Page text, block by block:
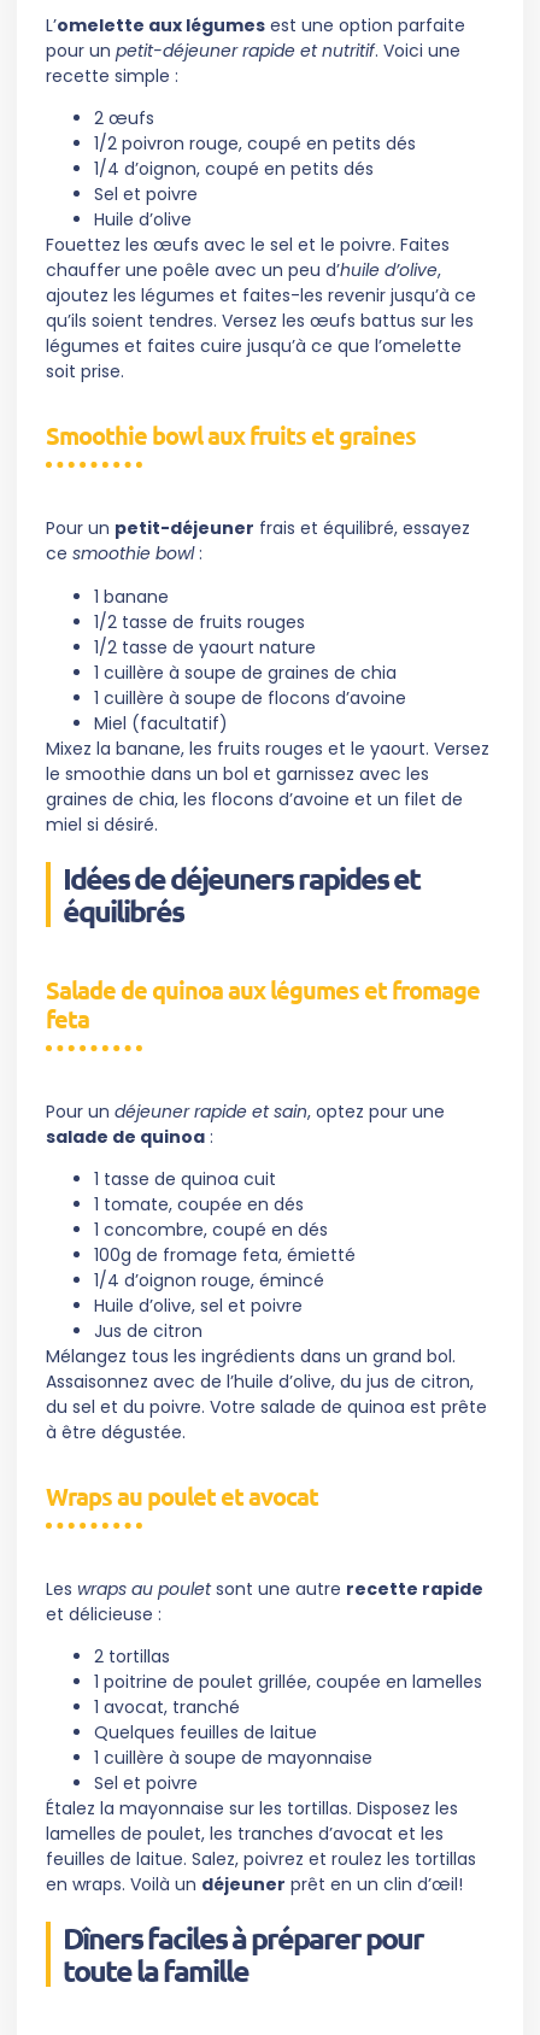
L’omelette aux légumes est une option parfaite
pour un petit-déjeuner rapide et nutritif. Voici une
recette simple :
2 œufs
1/2 poivron rouge, coupé en petits dés
1/4 d’oignon, coupé en petits dés
Sel et poivre
Huile d’olive
Fouettez les œufs avec le sel et le poivre. Faites
chauffer une poêle avec un peu d’huile d’olive,
ajoutez les légumes et faites-les revenir jusqu’à ce
qu’ils soient tendres. Versez les œufs battus sur les
légumes et faites cuire jusqu’à ce que l’omelette
soit prise.
Smoothie bowl aux fruits et graines
Pour un petit-déjeuner frais et équilibré, essayez
ce smoothie bowl:
1 banane
1/2 tasse de fruits rouges
1/2 tasse de yaourt nature
1 cuillère à soupe de graines de chia
1 cuillère à soupe de flocons d’avoine
Miel (facultatif)
Mixez la banane, les fruits rouges et le yaourt. Versez
le smoothie dans un bol et garnissez avec les
graines de chia, les flocons d’avoine et un filet de
miel si désiré.
Idées de déjeuners rapides et
équilibrés
Salade de quinoa aux légumes et fromage
feta
Pour un déjeuner rapide et sain, optez pour une
salade de quinoa :
1 tasse de quinoa cuit
1 tomate, coupée en dés
1 concombre, coupé en dés
100g de fromage feta, émietté
1/4 d’oignon rouge, émincé
Huile d’olive, sel et poivre
Jus de citron
Mélangez tous les ingrédients dans un grand bol.
Assaisonnez avec de l’huile d’olive, du jus de citron,
du sel et du poivre. Votre salade de quinoa est prête
à être dégustée.
Wraps au poulet et avocat
Les wraps au pouletsont une autre recette rapide
et délicieuse :
2 tortillas
1 poitrine de poulet grillée, coupée en lamelles
1 avocat, tranché
Quelques feuilles de laitue
1 cuillère à soupe de mayonnaise
Sel et poivre
Étalez la mayonnaise sur les tortillas. Disposez les
lamelles de poulet, les tranches d’avocat et les
feuilles de laitue. Salez, poivrez et roulez les tortillas
en wraps. Voilà un déjeuner prêt en un clin d’œil!
Dîners faciles à préparer pour
toute la famille